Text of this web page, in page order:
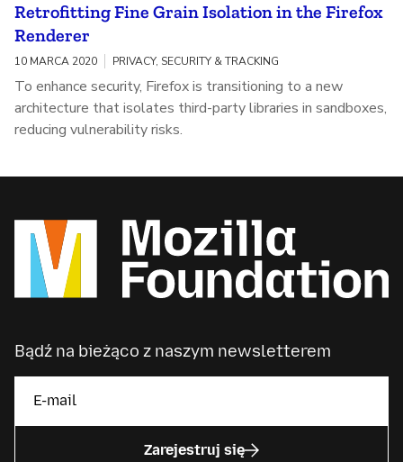
Retrofitting Fine Grain Isolation in the Firefox
Renderer
10 MARCA 2020 PRIVACY, SECURITY & TRACKING
To enhance security, Firefox is transitioning to a new
architecture that isolates third-party libraries in sandboxes,
reducing vulnerability risks.
Bądź na bieżąco z naszym newsletterem
Zarejestruj się